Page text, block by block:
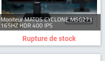
Moniteur MATOS CYCLONE MSG271
165HZ HDR 400 IPS
Rupture de stock